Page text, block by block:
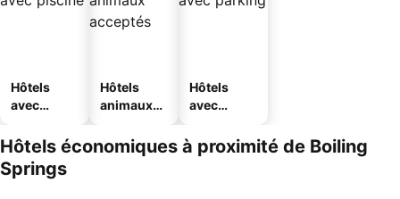
Hôtels
avec
Hôtels
animaux
Hôtels
avec
Hôtels économiques à proximité de Boiling
Springs